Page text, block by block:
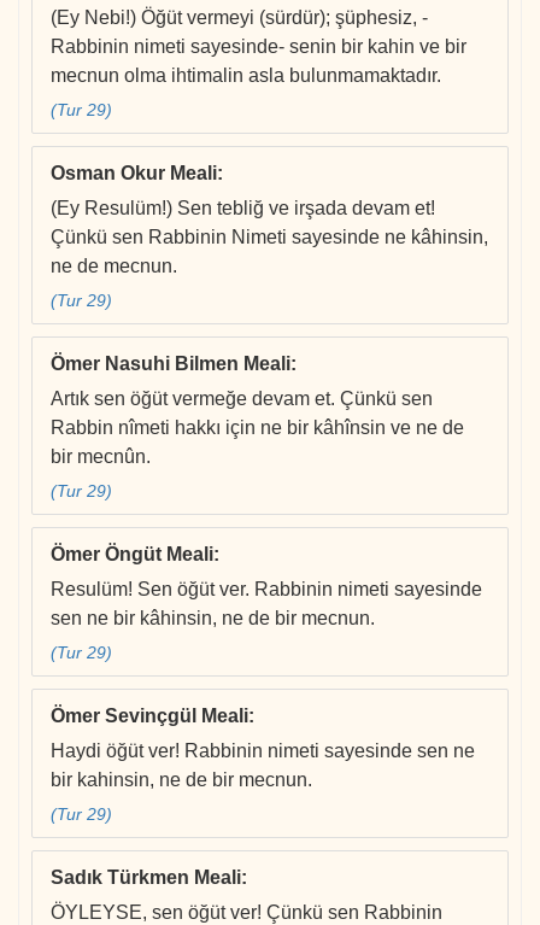
(Ey Nebi!) Öğüt vermeyi (sürdür); şüphesiz, -
Rabbinin nimeti sayesinde- senin bir kahin ve bir
mecnun olma ihtimalin asla bulunmamaktadır.
(Tur 29)
Osman Okur Meali:
(Ey Resulüm!) Sen tebliğ ve irşada devam et!
Çünkü sen Rabbinin Nimeti sayesinde ne kâhinsin,
ne de mecnun.
(Tur 29)
Ömer Nasuhi Bilmen Meali:
Artık sen öğüt vermeğe devam et. Çünkü sen
Rabbin nîmeti hakkı için ne bir kâhînsin ve ne de
bir mecnûn.
(Tur 29)
Ömer Öngüt Meali:
Resulüm! Sen öğüt ver. Rabbinin nimeti sayesinde
sen ne bir kâhinsin, ne de bir mecnun.
(Tur 29)
Ömer Sevinçgül Meali:
Haydi öğüt ver! Rabbinin nimeti sayesinde sen ne
bir kahinsin, ne de bir mecnun.
(Tur 29)
Sadık Türkmen Meali:
ÖYLEYSE, sen öğüt ver! Çünkü sen Rabbinin